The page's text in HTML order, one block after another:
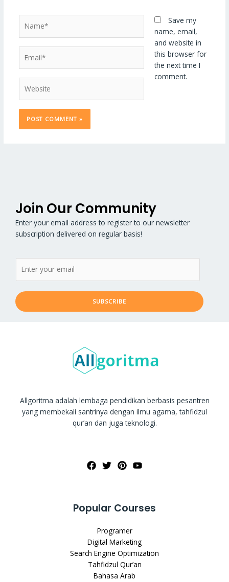
Save my
name, email,
and website in
this browser for
the next time I
comment.
Join Our Community
Enter your email address to register to our newsletter
subscription delivered on regular basis!
SUBSCRIBE
Allgoritma adalah lembaga pendidikan berbasis pesantren
yang membekali santrinya dengan ilmu agama, tahfidzul
qur’an dan juga teknologi.
Popular Courses
Programer
Digital Marketing
Search Engine Optimization
Tahfidzul Qur’an
Bahasa Arab